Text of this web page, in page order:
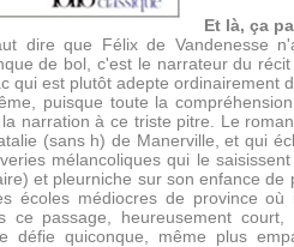
Et là, ça
dire que Félix de Vandenesse
de bol, c'est le narrateur du
qui est plutôt adepte ordinairement
puisque toute la
narration à ce triste pitre. Le
(sans h) de Manerville, et qui
mélancoliques qui le
et pleurniche sur son enfance de
écoles médiocres de province
ce passage, heureusement
défie quiconque, même plus